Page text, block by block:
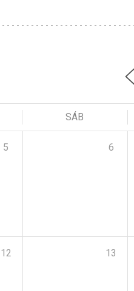
SÁB
5 6
12 13